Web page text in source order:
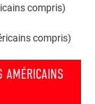
compris)
compris)
AMÉRICAINS